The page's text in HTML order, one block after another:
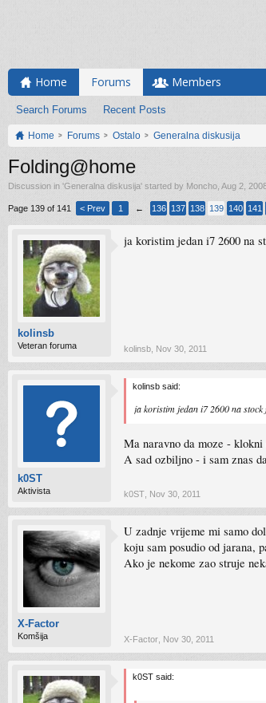
Home Forums
Search Forums Recent Posts
Members
Home Forums Ostalo Generalna diskusija
Folding@home
Discussion in 'Generalna diskusija' started by Moncho Aug 2,
Page 139 of 141 < Prev 1 ← 136 137 138 139 140 141
kolinsb
Veteran foruma
ja koristim jedan i7 2600 na
kolinsb Nov 30, 2011
k0ST
Aktivista
kolinsb said:
ja koristim jedan i7 2600 na
Ma naravno da moze -
A sad ozbiljno - i sam znas
k0ST Nov 30, 2011
X-Factor
Komšija
U zadnje vrijeme mi samo
koju sam posudio od jarana,
Ako je nekome zao struje
X-Factor Nov 30, 2011
k0ST said: